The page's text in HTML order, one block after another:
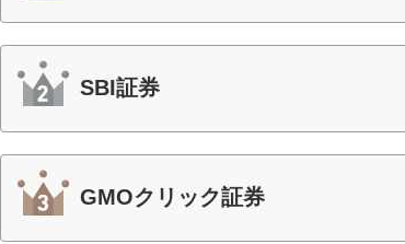
SBI証券
GMOクリック証券